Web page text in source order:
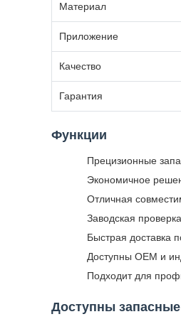
Материал
Приложение
Качество
Гарантия
Функции
Прецизионные
Экономичное
Отличная
Заводская
Быстрая доставка
Доступны OEM и
Подходит для
Доступны запасные